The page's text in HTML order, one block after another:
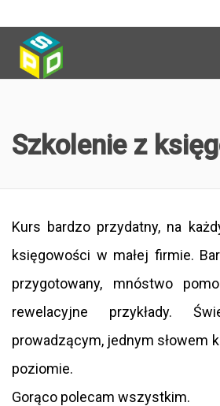
Szkolenie z
Kurs bardzo przydatny, na
księgowości w małej firmie.
przygotowany, mnóstwo
rewelacyjne przykłady.
prowadzącym, jednym słowem
poziomie.
Gorąco polecam wszystkim.